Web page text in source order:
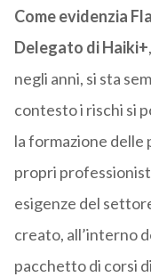
Come evidenzia
Delegato di Haiki+
negli anni, si sta
contesto i rischi si
la formazione delle
propri
esigenze del
creato, all’interno
pacchetto di corsi di